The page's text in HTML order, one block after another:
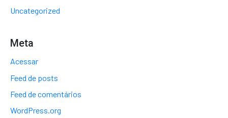
Uncategorized
Meta
Acessar
Feed de posts
Feed de comentários
WordPress.org